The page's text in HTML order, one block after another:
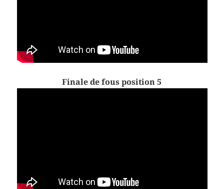
Finale de fous position 5